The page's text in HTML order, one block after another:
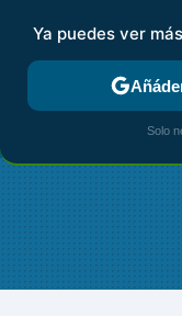
FISCALIDAD Y
Ya puedes ver
Solo